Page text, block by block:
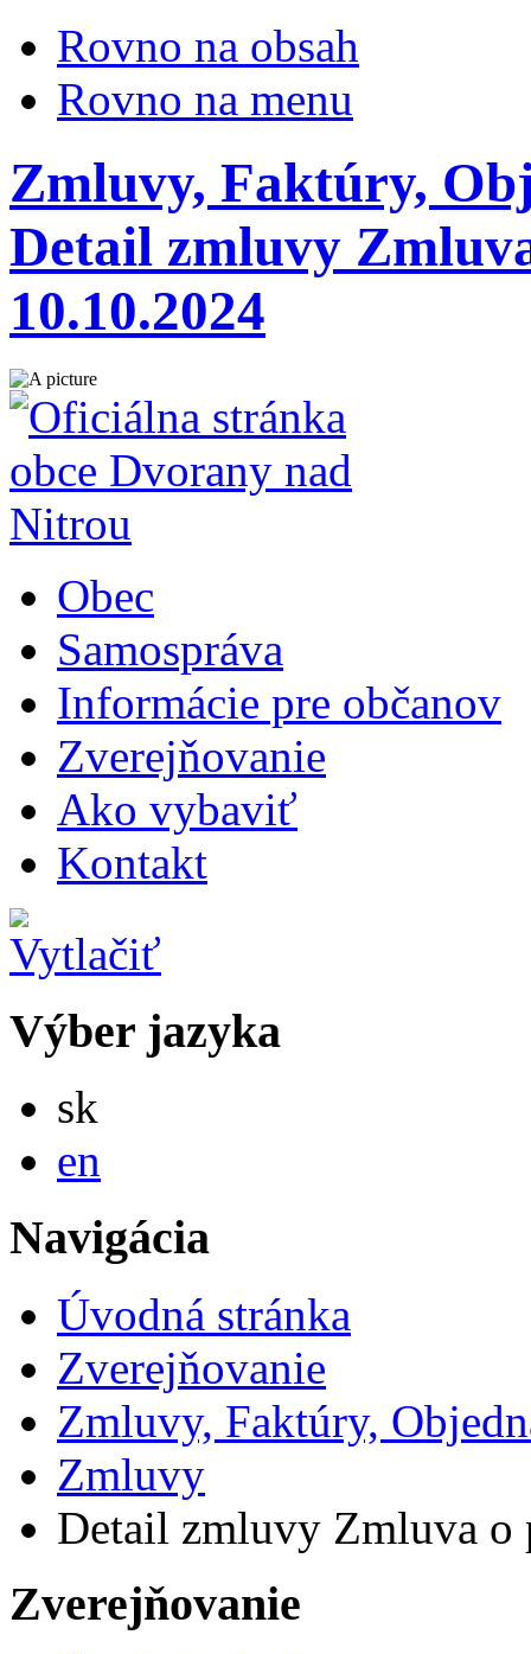
Rovno na obsah
Rovno na menu
Zmluvy, Faktúry,
Detail zmluvy
10.10.2024
Obec
Samospráva
Informácie pre občanov
Zverejňovanie
Ako vybaviť
Kontakt
Výber jazyka
sk
en
Navigácia
Úvodná stránka
Zverejňovanie
Zmluvy, Faktúry,
Zmluvy
Detail zmluvy Zmluva o
Zverejňovanie